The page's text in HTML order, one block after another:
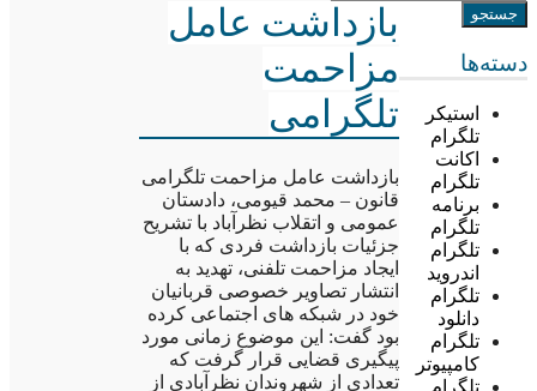
دسته‌ها
استیکر
تلگرام
اکانت
تلگرام
برنامه
تلگرام
تلگرام
اندروید
تلگرام
دانلود
تلگرام
کامپیوتر
بازداشت عامل
مزاحمت
تلگرامی
بازداشت عامل مزاحمت تلگرامی
قانون – محمد قیومی، دادستان
عمومی و اتقلاب نظرآباد با تشریح
جزئیات بازداشت فردی که با
ایجاد مزاحمت تلفنی، تهدید به
انتشار تصاویر خصوصی قربانیان
خود در شبکه های اجتماعی کرده
بود گفت: این موضوع زمانی مورد
پیگیری قضایی قرار گرفت که
تعدادی از شهروندان نظرآبادی از